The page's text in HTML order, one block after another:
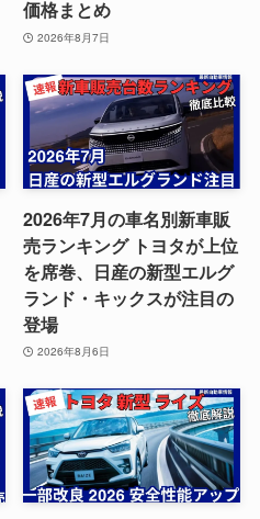
価格まとめ
2026年8月7日
2026年7月の車名別新車販
売ランキング トヨタが上位
を席巻、日産の新型エルグ
ランド・キックスが注目の
登場
2026年8月6日